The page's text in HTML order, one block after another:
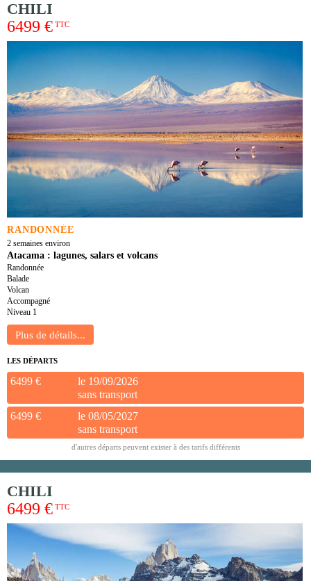
CHILI
6499 € TTC
RANDONNÉE
2 semaines environ
Atacama : lagunes, salars et volcans
Randonnée
Balade
Volcan
Accompagné
Niveau 1
LES DÉPARTS
6499 €
le 19/09/2026
sans transport
6499 €
le 08/05/2027
sans transport
d'autres départs peuvent exister à des tarifs différents
CHILI
6499 € TTC